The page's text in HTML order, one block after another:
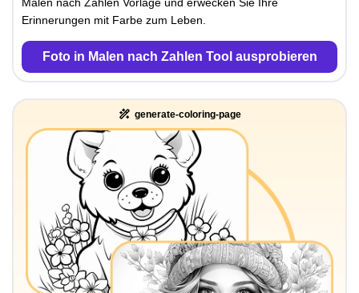
Erinnerungen mit Farbe zum Leben.
Foto in Malen nach Zahlen Tool ausprobieren
generate-coloring-page